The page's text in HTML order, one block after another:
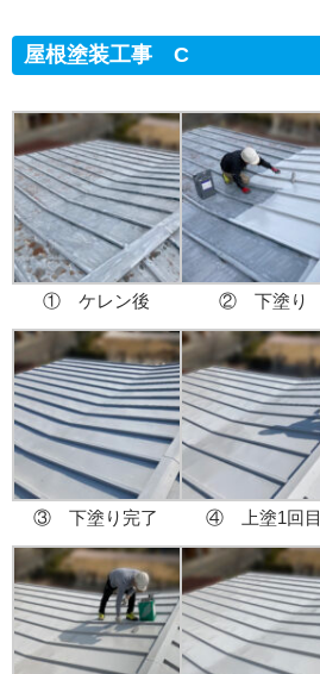
屋根塗装工事 C
① ケレン後 ② 下塗り
③ 下塗り完了 ④ 上塗1回目